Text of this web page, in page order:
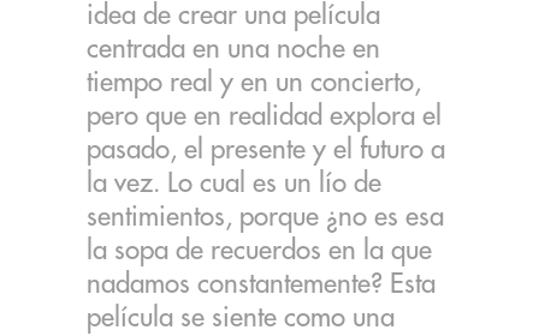
idea de crear una película
centrada en una noche en
tiempo real y en un concierto,
pero que en realidad explora el
pasado, el presente y el futuro a
la vez. Lo cual es un lío de
sentimientos, porque ¿no es esa
la sopa de recuerdos en la que
nadamos constantemente? Esta
película se siente como una